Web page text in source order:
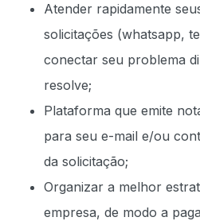
Atender rapidamente
solicitações (whatsapp,
conectar seu problema
resolve;
Plataforma que emite
para seu e-mail e/ou
da solicitação;
Organizar a melhor
empresa, de modo a